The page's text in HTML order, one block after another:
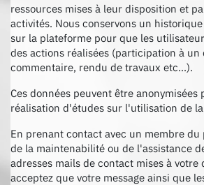
ressources mises à leur disposition et
activités. Nous conservons un
sur la plateforme pour que les
des actions réalisées (participation à un
commentaire, rendu de travaux etc...).
Ces données peuvent être
réalisation d'études sur l'utilisation de
En prenant contact avec un membre du
de la maintenabilité ou de l'assistance
adresses mails de contact mises à votre
acceptez que votre message ainsi que